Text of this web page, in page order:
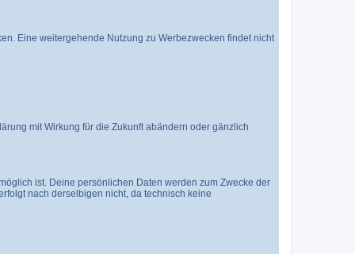
Eine weitergehende Nutzung zu Werbezwecken findet nicht
mit Wirkung für die Zukunft abändern oder gänzlich
ist. Deine persönlichen Daten werden zum Zwecke der
nach derselbigen nicht, da technisch keine